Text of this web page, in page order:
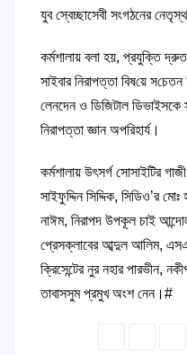
যুব স্বেচ্ছাসেবী সংগঠনের
কর্মশালায় বলা হয়, প্রযুক্তি
সাইবার নিরাপত্তা বিষ‌য়ে
লেনদেন ও ডিজিটাল ডিভাইসকে
নিরাপত্তা জ্ঞান অপরিহার্য।
কর্মশালায় উৎসর্গ সোসাইটির
সাইফুদ্দিন সিদ্দিক, সিডিও’র
নাঈম, নিরাপদ উপকূল চাই
প্রেসক্লাবের আব্দুল আলিম,
ক্রিসেন্টের নুর নহার পারভীন,
তাবাসসুম প্রমুখ অংশ নেন।#